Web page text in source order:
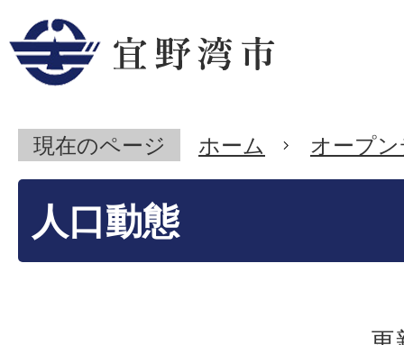
現在のページ ホーム オープ
人口動態